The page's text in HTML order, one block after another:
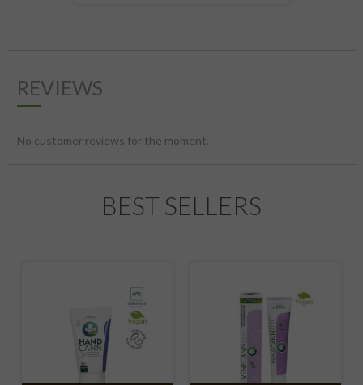
REVIEWS
No customer reviews for the moment.
BEST SELLERS